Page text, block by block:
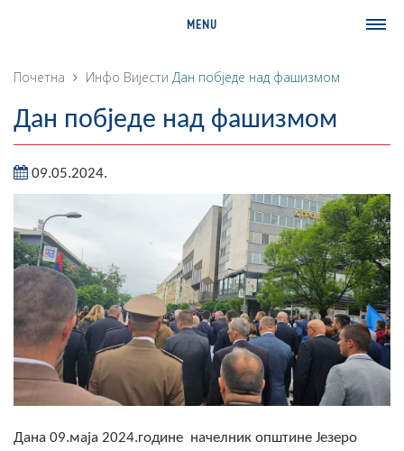
MENU
О ОПШТИНИ
Историја
Географија
Насељена мјеста
Фотогалерија
НАЧЕЛНИК
О Начелнику
Замјеник начелника
Извјештај о раду начелника
Почетна Инфо Вијести Дан побједе над фашизмом
Дан побједе над фашизмом
09.05.2024.
Дана 09.маја 2024.године начелник општине Језеро